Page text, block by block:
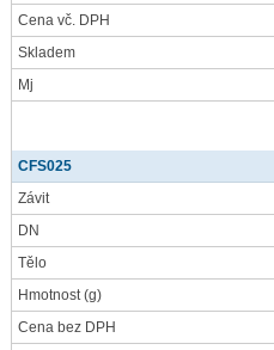
Cena vč. DPH
Skladem
Mj
CFS025
Závit
DN
Tělo
Hmotnost(g)
Cena bez DPH